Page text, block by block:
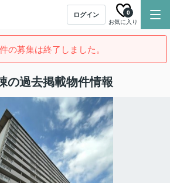
ログイン
お気に入り
0
の募集は終了しました。
の過去掲載物件情報